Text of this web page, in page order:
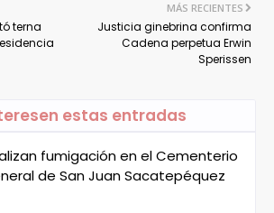
MÁS RECIENTES
Justicia ginebrina confirma
Cadena perpetua Erwin
Sperissen
terna
estas entradas
fumigación en el Cementerio
de San Juan Sacatepéquez